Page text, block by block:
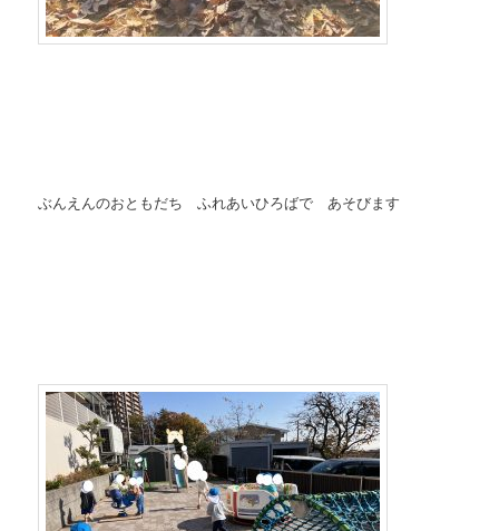
ぶんえんのおともだち ふれあいひろばで あそびます